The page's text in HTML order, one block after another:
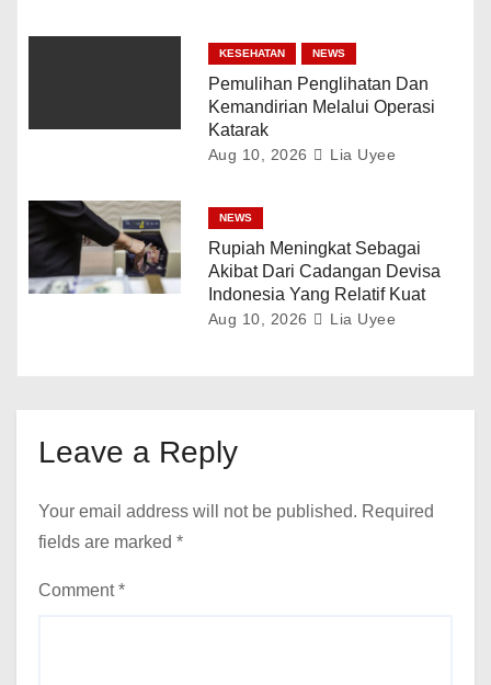
KESEHATAN NEWS
Pemulihan Penglihatan Dan
Kemandirian Melalui Operasi
Katarak
Aug 10, 2026 Lia Uyee
NEWS
Rupiah Meningkat Sebagai
Akibat Dari Cadangan Devisa
Indonesia Yang Relatif Kuat
Aug 10, 2026 Lia Uyee
Leave a Reply
Your email address will not be published. Required
fields are marked *
Comment*